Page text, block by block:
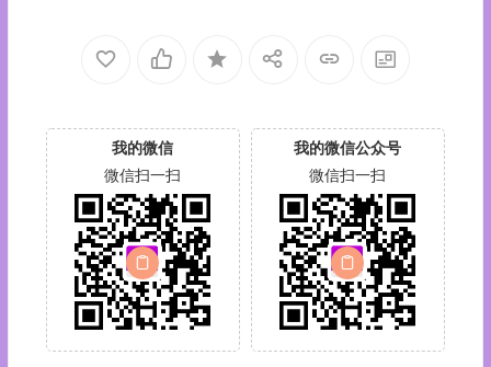
我的微信
微信扫一扫
我的微信公众号
微信扫一扫